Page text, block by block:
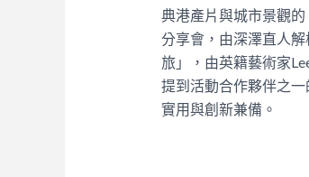
典港產片與城市景觀
分享會，由深澤直人
旅」，由英籍藝術家
提到活動合作夥伴之
實用與創新兼備。